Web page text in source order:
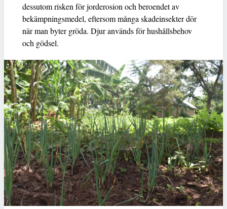
dessutom risken för jorderosion och beroendet av
bekämpningsmedel, eftersom många skadeinsekter dör
när man byter gröda. Djur används för hushållsbehov
och gödsel.